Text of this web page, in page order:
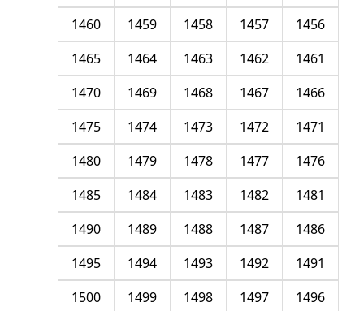
1456
1457
1458
1459
1460
1461
1462
1463
1464
1465
1466
1467
1468
1469
1470
1471
1472
1473
1474
1475
1476
1477
1478
1479
1480
1481
1482
1483
1484
1485
1486
1487
1488
1489
1490
1491
1492
1493
1494
1495
1496
1497
1498
1499
1500